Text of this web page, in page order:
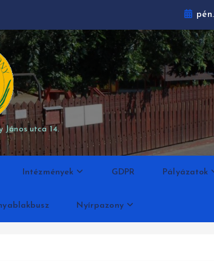
János utca 14.
Intézmények GDPR Pályázatok
Nyírpazony